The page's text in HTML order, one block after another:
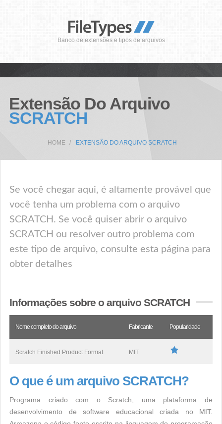
Banco de extensões e tipos de arquivos
Extensão Do Arquivo
SCRATCH
HOME EXTENSÃO DO ARQUIVO SCRATCH
Se você chegar aqui, é altamente provável que
você tenha um problema com o arquivo
SCRATCH. Se você quiser abrir o arquivo
SCRATCH ou resolver outro problema com
este tipo de arquivo, consulte esta página para
obter detalhes
Informações sobre o arquivo SCRATCH
Nome completo do arquivo Fabricante Popularidade
Scratch Finished Product Format MIT
O que é um arquivo SCRATCH?
Programa criado com o Scratch, uma plataforma de
desenvolvimento de software educacional criada no MIT.